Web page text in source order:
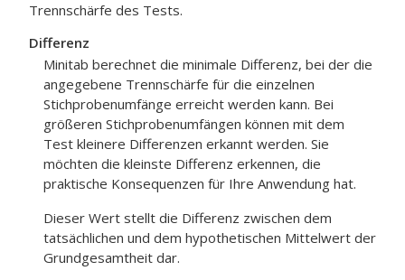
Trennschärfe des Tests.
Differenz
Minitab berechnet die minimale Differenz, bei der die
angegebene Trennschärfe für die einzelnen
Stichprobenumfänge erreicht werden kann. Bei
größeren Stichprobenumfängen können mit dem
Test kleinere Differenzen erkannt werden. Sie
möchten die kleinste Differenz erkennen, die
praktische Konsequenzen für Ihre Anwendung hat.
Dieser Wert stellt die Differenz zwischen dem
tatsächlichen und dem hypothetischen Mittelwert der
Grundgesamtheit dar.